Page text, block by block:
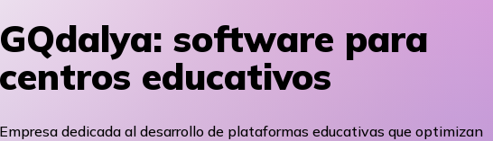
GQdalya: software para
centros educativos
Empresa dedicada al desarrollo de plataformas educativas que optimizan